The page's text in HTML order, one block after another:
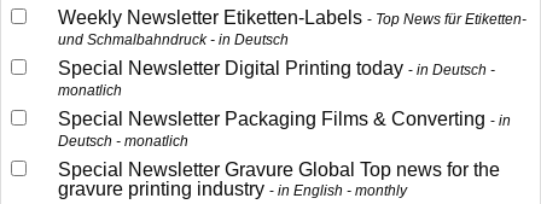
Weekly Newsletter Etiketten-Labels
Top News für Etiketten-
und Schmalbahndruck - in Deutsch
Special Newsletter Digital Printing today
in Deutsch -
monatlich
Special Newsletter Packaging Films & Converting
in
Deutsch - monatlich
Special Newsletter Gravure Global Top news for the
gravure printing industry
in English - monthly